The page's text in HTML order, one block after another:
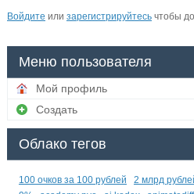
Войдите или зарегистрируйтесьчтобы
Меню пользователя
Мой профиль
Создать
Облако тегов
100 очков за 100 рублей 2 млрд